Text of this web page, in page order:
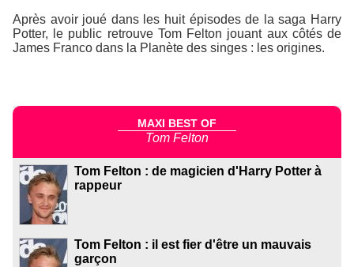
Après avoir joué dans les huit épisodes de la saga Harry
Potter, le public retrouve Tom Felton jouant aux côtés de
James Franco dans la Planète des singes : les origines.
MAXI BEST OF
Tom Felton
Tom Felton : de magicien d'Harry Potter à
rappeur
Tom Felton : il est fier d'être un mauvais
garçon